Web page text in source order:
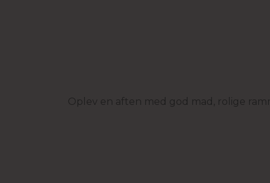
Oplev en aften med god mad, rolige